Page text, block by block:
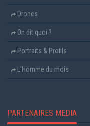
Drones
On dit quoi ?
Portraits & Profils
L'Homme du mois
PARTENAIRES MEDIA